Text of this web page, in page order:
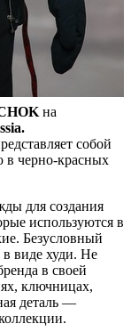
на
собой
черно-красных
для создания
используются в
Безусловный
виде худи. Не
в своей
ключницах,
деталь —